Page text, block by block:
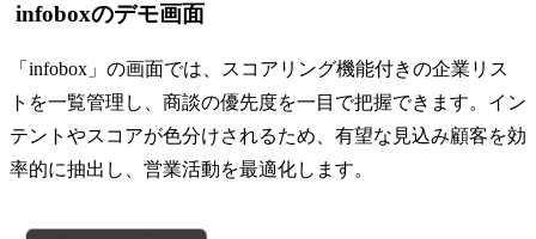
infoboxのデモ画面
「infobox」の画面では、スコアリング機能付きの企業リス
トを一覧管理し、商談の優先度を一目で把握できます。イン
テントやスコアが色分けされるため、有望な見込み顧客を効
率的に抽出し、営業活動を最適化します。